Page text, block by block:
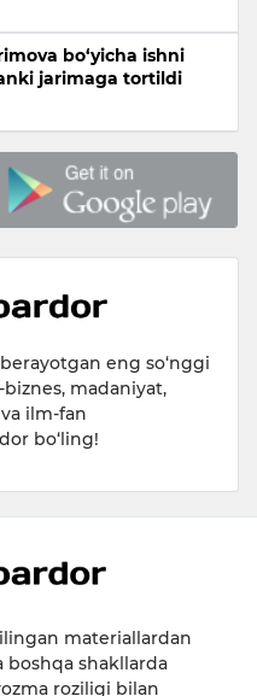
bo‘yicha ishni
jarimaga tortildi
eng so‘nggi
madaniyat,
ilm-fan
bo‘ling!
materiallardan
boshqa shakllarda
roziligi bilan